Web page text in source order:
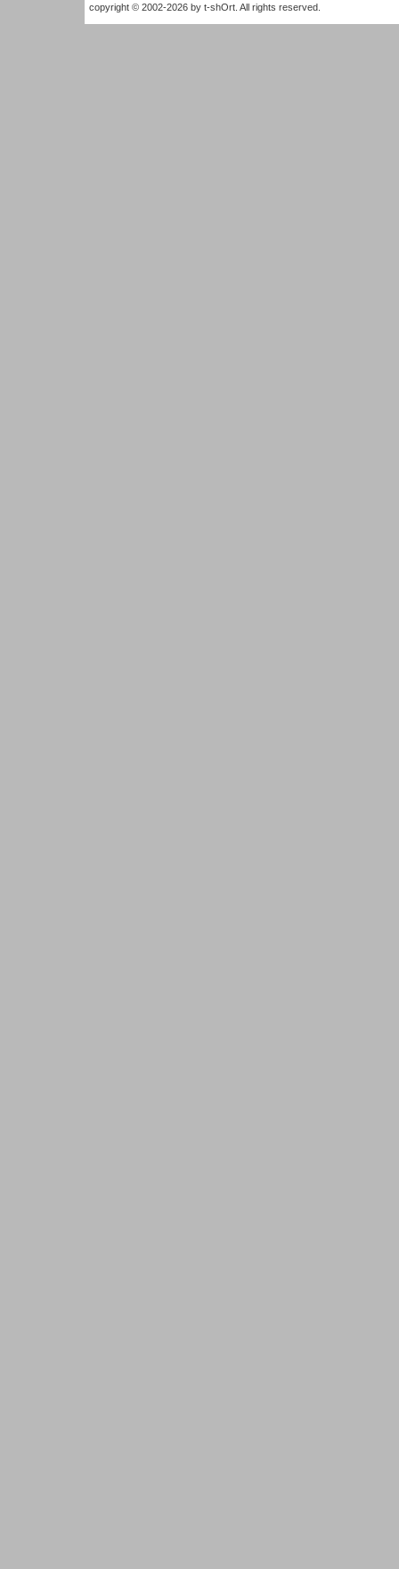
copyright © 2002-2026 by t-shOrt. All rights reserved.